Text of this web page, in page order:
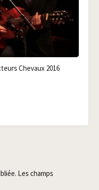
Che­vaux 2016
Les champs